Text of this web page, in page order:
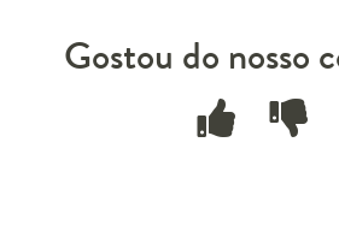
Gostou do nosso